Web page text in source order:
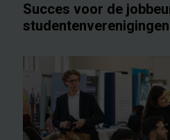
Succes voor de
studentenverenigingen